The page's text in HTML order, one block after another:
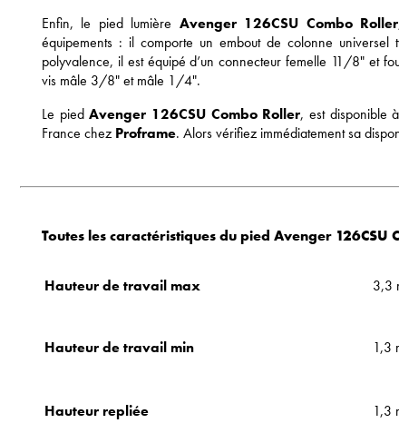
Enfin, le pied lumière Avenger 126CSU Combo Roller
équipements : il comporte un embout de colonne
polyvalence, il est équipé d’un connecteur femelle 11/8" et
vis mâle 3/8" et mâle 1/4".
Le piedAvenger 126CSU Combo Roller, est disponible
France chez Proframe. Alors vérifiez immédiatement sa
Toutes les caractéristiques du pied Avenger 126CSU
Hauteur de travail max 3,3
Hauteur de travail min 1,3
Hauteur repliée 1,3